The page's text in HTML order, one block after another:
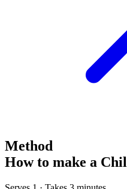
Method
How to make a